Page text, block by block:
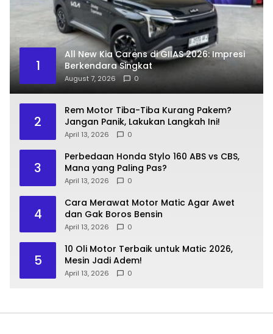
1
All New Kia Carens di GIIAS 2026: Impresi
Berkendara Singkat
August 7, 2026 0
2
Rem Motor Tiba-Tiba Kurang Pakem?
Jangan Panik, Lakukan Langkah Ini!
April 13, 2026 0
3
Perbedaan Honda Stylo 160 ABS vs CBS,
Mana yang Paling Pas?
April 13, 2026 0
4
Cara Merawat Motor Matic Agar Awet
dan Gak Boros Bensin
April 13, 2026 0
5
10 Oli Motor Terbaik untuk Matic 2026,
Mesin Jadi Adem!
April 13, 2026 0